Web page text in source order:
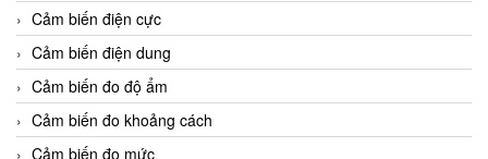
Cảm biến điện cực
Cảm biến điện dung
Cảm biến đo độ ẩm
Cảm biến đo khoảng cách
Cảm biến đo mức